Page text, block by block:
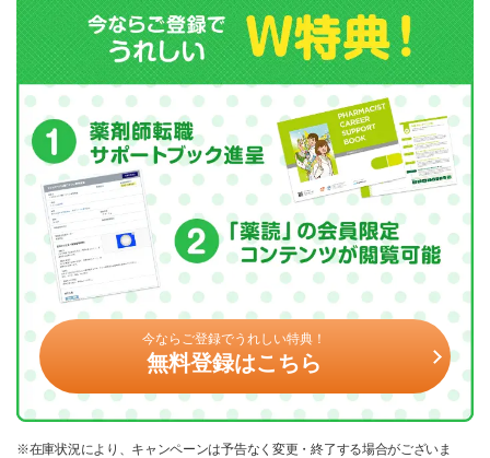
今ならご登録でうれしい特典！
無料登録はこちら
※在庫状況により、キャンペーンは予告なく変更・終了する場合がございま